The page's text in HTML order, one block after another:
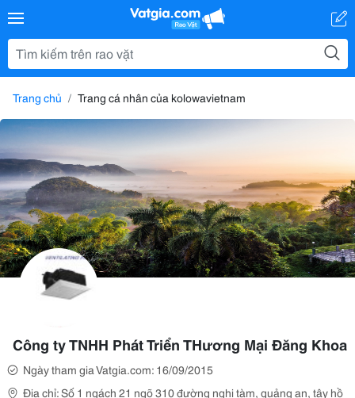
Trang chủ Trang cá nhân của kolowavietnam
Công ty TNHH Phát Triển THương Mại Đăng Khoa
Ngày tham gia Vatgia.com: 16/09/2015
Địa chỉ: Số 1 ngách 21 ngõ 310 đường nghi tàm, quảng an, tây hồ